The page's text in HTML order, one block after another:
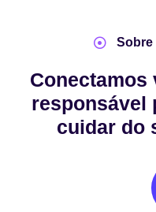
Sobre
Conectamos
responsável
cuidar do